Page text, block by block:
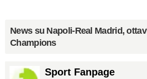
News su Napoli-Real Madrid,
Champions
Sport Fanpage